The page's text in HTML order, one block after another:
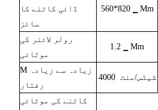
ڈائی کاٹنے کا
سائز
560*820 ▁ Mm
رولر لائنر کی
موٹائی
1.2 ▁ Mm
M
رفتار
4000 شیٹس/منٹ
کاٹنے کی موٹائی